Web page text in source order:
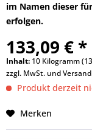
im Namen dieser
erfolgen.
133,09 € *
Inhalt: 10 Kilogramm
zzgl. MwSt. und
Produkt derzeit
Merken